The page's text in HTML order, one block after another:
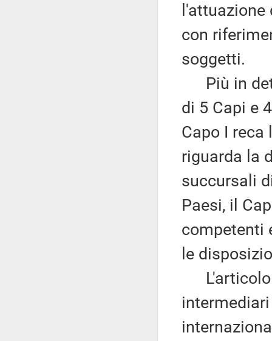
con
soggetti.
Più in
di 5 Capi e
Capo I reca
riguarda la
succursali
Paesi, il
competenti
le
L'articolo